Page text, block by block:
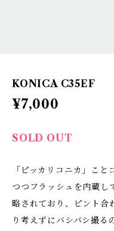
KONICA C35EF
¥7,000
SOLD OUT
「ピッカリコニカ」こ
つつフラッシュを内蔵し
略されており、ピント合
り考えずにバシバシ撮る